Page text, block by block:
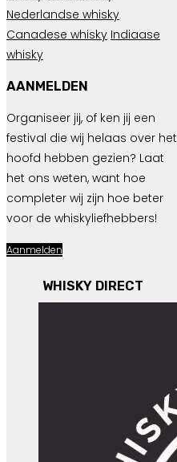
Nederlandse whisky
Canadese whisky Indiaase
whisky
AANMELDEN
Organiseer jij, of ken jij een
festival die wij helaas over het
hoofd hebben gezien? Laat
het ons weten, want hoe
completer wij zijn hoe beter
voor de whiskyliefhebbers!
Aanmelden
WHISKY DIRECT